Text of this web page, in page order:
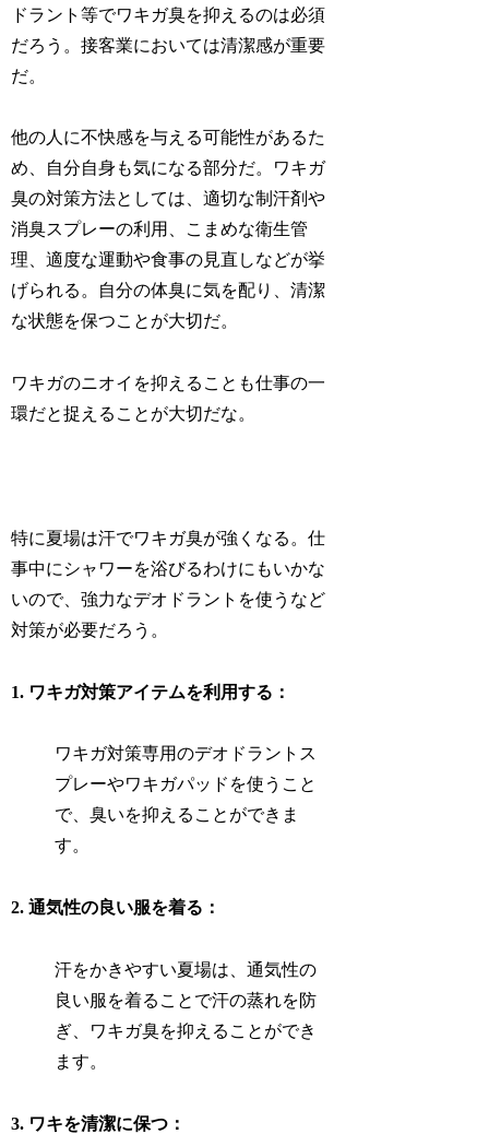
ドラント等でワキガ臭を抑えるのは必須
だろう。接客業においては清潔感が重要
だ。
他の人に不快感を与える可能性があるた
め、自分自身も気になる部分だ。ワキガ
臭の対策方法としては、適切な制汗剤や
消臭スプレーの利用、こまめな衛生管
理、適度な運動や食事の見直しなどが挙
げられる。自分の体臭に気を配り、清潔
な状態を保つことが大切だ。
ワキガのニオイを抑えることも仕事の一
環だと捉えることが大切だな。
特に夏場は汗でワキガ臭が強くなる。仕
事中にシャワーを浴びるわけにもいかな
いので、強力なデオドラントを使うなど
対策が必要だろう。
1. ワキガ対策アイテムを利用する：
ワキガ対策専用のデオドラントス
プレーやワキガパッドを使うこと
で、臭いを抑えることができま
す。
2. 通気性の良い服を着る：
汗をかきやすい夏場は、通気性の
良い服を着ることで汗の蒸れを防
ぎ、ワキガ臭を抑えることができ
ます。
3. ワキを清潔に保つ：